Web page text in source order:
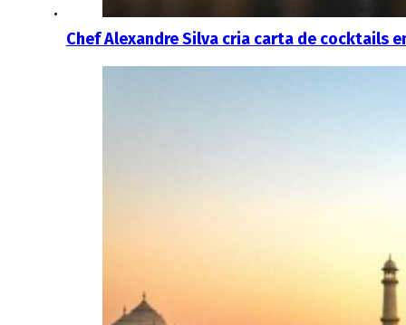
Chef Alexandre Silva cria carta de cocktails